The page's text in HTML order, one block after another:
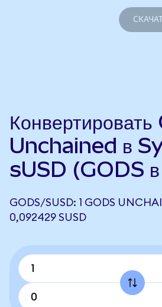
Unchained в
sUSD (GODS
GODS/SUSD: 1 GODS
0,092429 SUSD